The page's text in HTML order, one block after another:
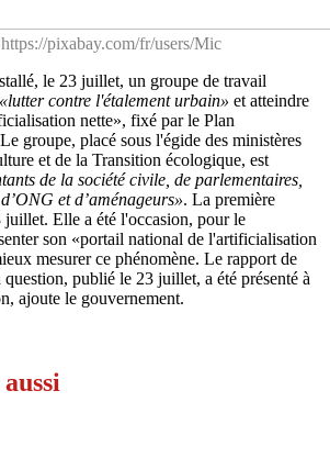
pixabay.com/fr/users/Mic
le 23 juillet, un groupe de travail
«lutter contre l'étalement urbain» et atteindre
nette», fixé par le Plan
groupe, placé sous l'égide des ministères
et de la Transition écologique, est
de la société civile, de parlementaires,
et d’aménageurs». La première
Elle a été l'occasion, pour le
son «portail national de l'artificialisation
mesurer ce phénomène. Le rapport de
publié le 23 juillet, a été présenté à
ajoute le gouvernement.